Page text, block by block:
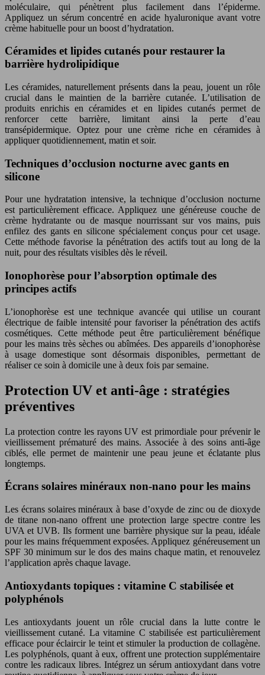
moléculaire, qui pénètrent plus facilement dans l’épiderme.
Appliquez un sérum concentré en acide hyaluronique avant votre
crème habituelle pour un boost d’hydratation.
Céramides et lipides cutanés pour restaurer la
barrière hydrolipidique
Les céramides, naturellement présents dans la peau, jouent un rôle
crucial dans le maintien de la barrière cutanée. L’utilisation de
produits enrichis en céramides et en lipides cutanés permet de
renforcer cette barrière, limitant ainsi la perte d’eau
transépidermique. Optez pour une crème riche en céramides à
appliquer quotidiennement, matin et soir.
Techniques d’occlusion nocturne avec gants en
silicone
Pour une hydratation intensive, la technique d’occlusion nocturne
est particulièrement efficace. Appliquez une généreuse couche de
crème hydratante ou de masque nourrissant sur vos mains, puis
enfilez des gants en silicone spécialement conçus pour cet usage.
Cette méthode favorise la pénétration des actifs tout au long de la
nuit, pour des résultats visibles dès le réveil.
Ionophorèse pour l’absorption optimale des
principes actifs
L’ionophorèse est une technique avancée qui utilise un courant
électrique de faible intensité pour favoriser la pénétration des actifs
cosmétiques. Cette méthode peut être particulièrement bénéfique
pour les mains très sèches ou abîmées. Des appareils d’ionophorèse
à usage domestique sont désormais disponibles, permettant de
réaliser ce soin à domicile une à deux fois par semaine.
Protection UV et anti-âge : stratégies
préventives
La protection contre les rayons UV est primordiale pour prévenir le
vieillissement prématuré des mains. Associée à des soins anti-âge
ciblés, elle permet de maintenir une peau jeune et éclatante plus
longtemps.
Écrans solaires minéraux non-nano pour les mains
Les écrans solaires minéraux à base d’oxyde de zinc ou de dioxyde
de titane non-nano offrent une protection large spectre contre les
UVA et UVB. Ils forment une barrière physique sur la peau, idéale
pour les mains fréquemment exposées. Appliquez généreusement un
SPF 30 minimum sur le dos des mains chaque matin, et renouvelez
l’application après chaque lavage.
Antioxydants topiques : vitamine C stabilisée et
polyphénols
Les antioxydants jouent un rôle crucial dans la lutte contre le
vieillissement cutané. La vitamine C stabilisée est particulièrement
efficace pour éclaircir le teint et stimuler la production de collagène.
Les polyphénols, quant à eux, offrent une protection supplémentaire
contre les radicaux libres. Intégrez un sérum antioxydant dans votre